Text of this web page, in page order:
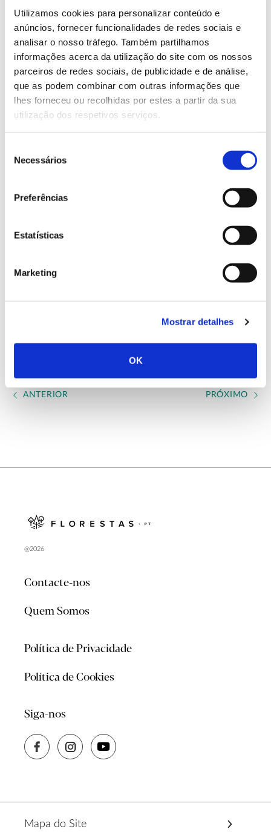
Utilizamos cookies para personalizar conteúdo e
anúncios, fornecer funcionalidades de redes sociais e
analisar o nosso tráfego. Também partilhamos
informações acerca da utilização do site com os nossos
parceiros de redes sociais, de publicidade e de análise,
que as podem combinar com outras informações que
lhes forneceu ou recolhidas por estes a partir da sua
utilização dos respetivos serviços.
Necessários
Preferências
Estatísticas
Marketing
Mostrar detalhes
OK
investigação, desenvolvimento e inovação (ID&I).
– Promover o potencial do montado de sobro e da
cortiça, pela qualificação dos recursos humanos do
sector e pela afirmação destes recursos em redes e
mercados internacionais.
Equipa
consórcio
e todas as entidades que se propõem executar
Website oficial EEC PROVERE
ANTERIOR PRÓXIMO
@2026
Contacte-nos
Quem Somos
Política de Privacidade
Política de Cookies
Siga-nos
Mapa do Site